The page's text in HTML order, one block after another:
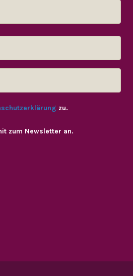
zu.
zum Newsletter an.